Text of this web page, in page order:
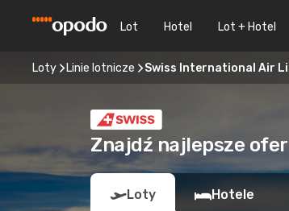
Lot Hotel Lot + Hotel
Loty Linie lotnicze Swiss International Air
Znajdź najlepsze
Loty Hotele